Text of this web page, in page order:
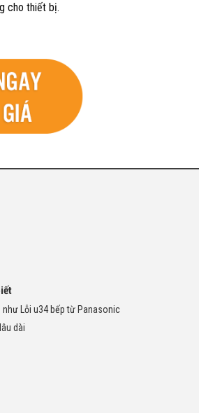
cho thiết bị.
Lỗi u34 bếp từ Panasonic
dài